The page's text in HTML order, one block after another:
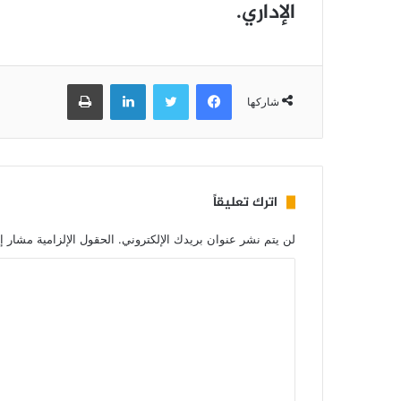
الإداري.
شاركها
فيسبوك تويتر لينكدإن طباعة
اترك تعليقاً
لن يتم نشر عنوان بريدك الإلكتروني. الحقول الإلزامية مشار